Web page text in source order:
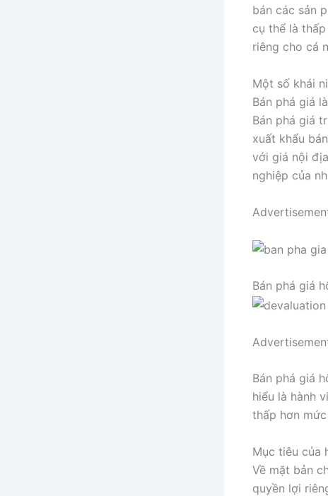
bán các sản
cụ thể là
riêng cho cá
Một số khái
Bán phá giá
Bán phá giá
xuất khẩu
với giá nội
nghiệp của
Bán phá giá
Bán phá giá
hiểu là hành
thấp hơn
Mục tiêu của
Về mặt bản
quyền lợi